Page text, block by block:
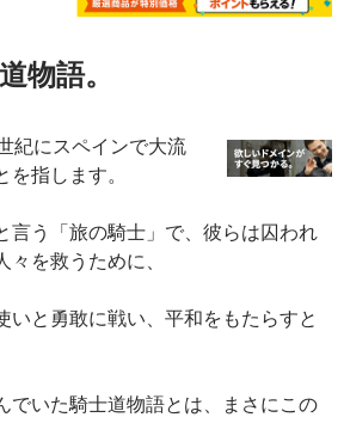
物語。
紀にスペインで大流
指します。
言う「旅の騎士」で、彼らは囚われ
を救うために、
いと勇敢に戦い、平和をもたらすと
でいた騎士道物語とは、まさにこの